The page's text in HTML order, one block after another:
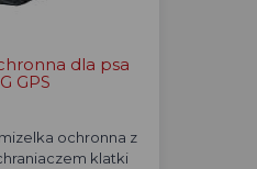
dla psa
GPS
ochronna z
klatki